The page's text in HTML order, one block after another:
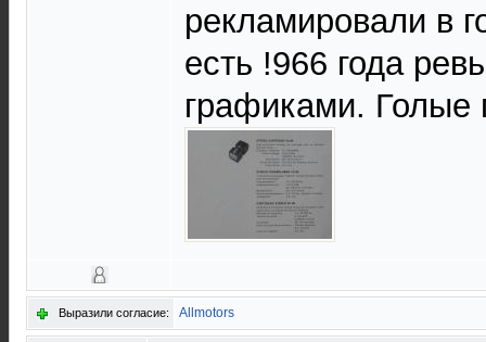
рекламировали в
есть !966 года
графиками. Голые
Выразили согласие: Allmotors